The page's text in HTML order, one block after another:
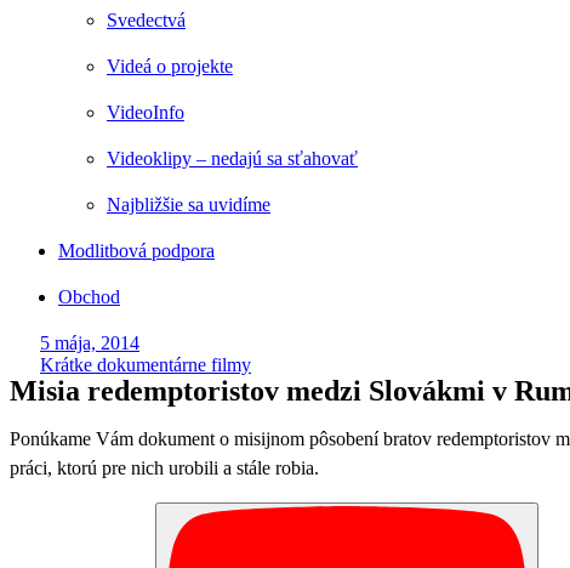
Svedectvá
Videá o projekte
VideoInfo
Videoklipy – nedajú sa sťahovať
Najbližšie sa uvidíme
Modlitbová podpora
Obchod
5 mája, 2014
Krátke dokumentárne filmy
Misia redemptoristov medzi Slovákmi v
Ponúkame Vám dokument o misijnom pôsobení bratov redemptoristov
práci, ktorú pre nich urobili a stále robia.